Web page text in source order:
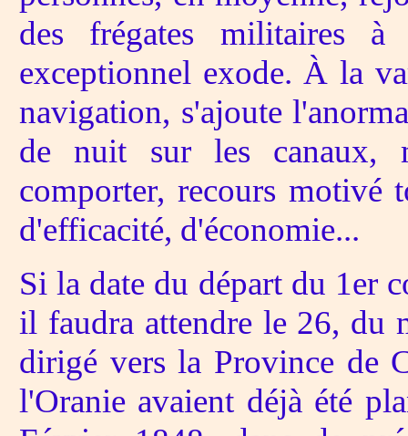
des frégates militaires
exceptionnel exode. À la
navigation, s'ajoute
de nuit sur les canaux,
comporter, recours motivé
d'efficacité, d'économie...
Si la date du départ du 1er
il faudra attendre le 26, du
dirigé vers la Province de
l'Oranie avaient déjà été